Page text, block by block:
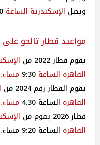
ويصل الإسكندرية الساعة
مواعيد قطار تالجو
يقوم قطار 2022 من
القاهرة الساعة مساء.
يقوم القطار رقم 2024 من
القاهرة الساعة 4.30 مساء.
قطار 2026 يقوم من
القاهرة الساعة 9:20 مساء.